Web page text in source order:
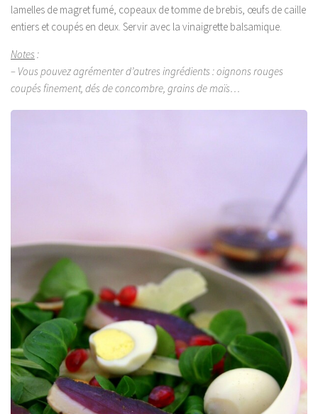
lamelles de magret fumé, copeaux de tomme de brebis, œufs de caille
entiers et coupés en deux. Servir avec la vinaigrette balsamique.
Notes :
– Vous pouvez agrémenter d’autres ingrédients : oignons rouges
coupés finement, dés de concombre, grains de maïs…